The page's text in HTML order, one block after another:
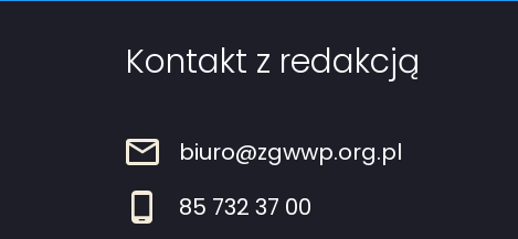
Kontakt z redakcją
biuro@zgwwp.org.pl
85 732 37 00